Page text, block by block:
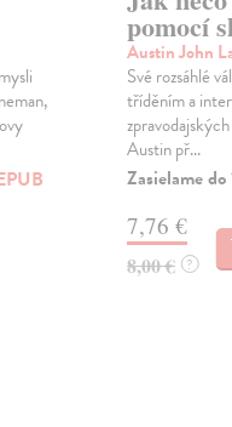
pomocí
Austin John
Své rozsáhlé
tříděním a
Austin př...
Zasielame
7,76 €
8,00 € ?